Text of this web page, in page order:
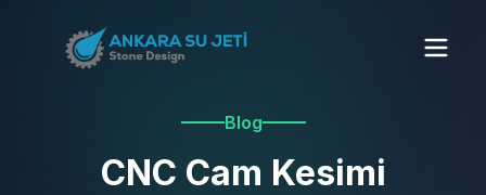
Blog
CNC Cam Kesimi